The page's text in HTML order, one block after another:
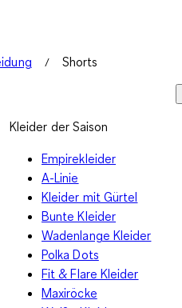
Shorts
Kleider der Saison
Empirekleider
A-Linie
Kleider mit Gürtel
Bunte Kleider
Wadenlange Kleider
Polka Dots
Fit & Flare Kleider
Maxiröcke